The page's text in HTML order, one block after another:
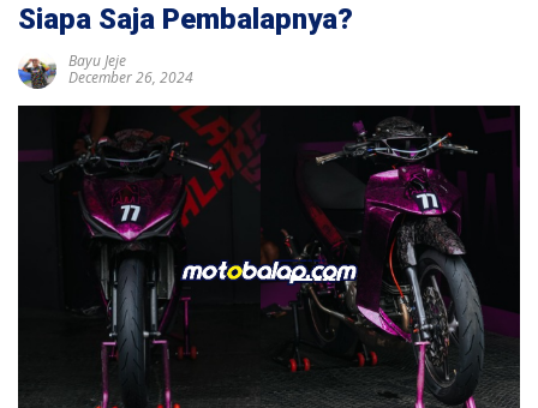
Siapa Saja Pembalapnya?
Bayu Jeje
December 26, 2024